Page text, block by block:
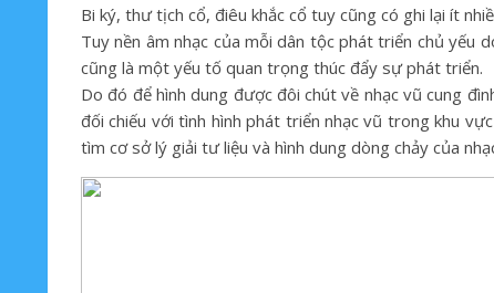
Bi ký, thư tịch cổ, điêu khắc cổ tuy cũng có ghi lại ít
Tuy nền âm nhạc của mỗi dân tộc phát triển chủ yếu
cũng là một yếu tố quan trọng thúc đẩy sự phát triển.
Do đó để hình dung được đôi chút về nhạc vũ cung
đối chiếu với tình hình phát triển nhạc vũ trong khu
tìm cơ sở lý giải tư liệu và hình dung dòng chảy của